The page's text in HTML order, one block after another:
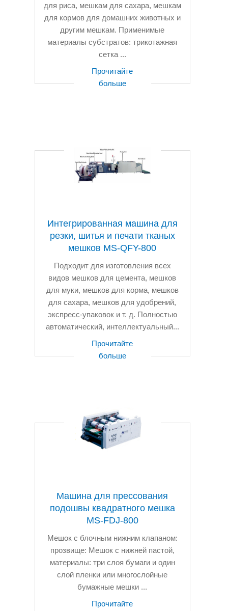
для риса, мешкам для сахара, мешкам
для кормов для домашних животных и
другим мешкам. Применимые
материалы субстратов: трикотажная
сетка ...
Прочитайте
больше
Интегрированная машина для
резки, шитья и печати тканых
мешков MS-QFY-800
Подходит для изготовления всех
видов мешков для цемента, мешков
для муки, мешков для корма, мешков
для сахара, мешков для удобрений,
экспресс-упаковок и т. д. Полностью
автоматический, интеллектуальный...
Прочитайте
больше
Машина для прессования
подошвы квадратного мешка
MS-FDJ-800
Мешок с блочным нижним клапаном:
прозвище: Мешок с нижней пастой,
материалы: три слоя бумаги и один
слой пленки или многослойные
бумажные мешки ...
Прочитайте